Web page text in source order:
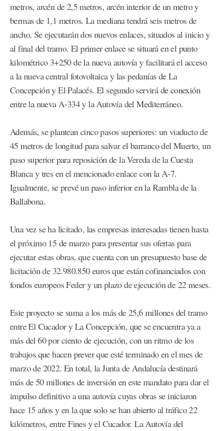
metros, arcén de 2,5 metros, arcén interior de un metro y
bermas de 1,1 metros. La mediana tendrá seis metros de
ancho. Se ejecutarán dos nuevos enlaces, situados al inicio y
al final del tramo. El primer enlace se situará en el punto
kilométrico 3+250 de la nueva autovía y facilitará el acceso
a la nueva central fotovoltaica y las pedanías de La
Concepción y El Palacés. El segundo servirá de conexión
entre la nueva A-334 y la Autovía del Mediterráneo.
Además, se plantean cinco pasos superiores: un viaducto de
45 metros de longitud para salvar el barranco del Muerto, un
paso superior para reposición de la Vereda de la Cuesta
Blanca y tres en el mencionado enlace con la A-7.
Igualmente, se prevé un paso inferior en la Rambla de la
Ballabona.
Una vez se ha licitado, las empresas interesadas tienen hasta
el próximo 15 de marzo para presentar sus ofertas para
ejecutar estas obras, que cuenta con un presupuesto base de
licitación de 32.980.850 euros que están cofinanciados con
fondos europeos Feder y un plazo de ejecución de 22 meses.
Este proyecto se suma a los más de 25,6 millones del tramo
entre El Cucador y La Concepción, que se encuentra ya a
más del 60 por ciento de ejecución, con un ritmo de los
trabajos que hacen prever que esté terminado en el mes de
marzo de 2022. En total, la Junta de Andalucía destinará
más de 50 millones de inversión en este mandato para dar el
impulso definitivo a una autovía cuyas obras se iniciaron
hace 15 años y en la que solo se han abierto al tráfico 22
kilómetros, entre Fines y el Cucador. La Autovía del